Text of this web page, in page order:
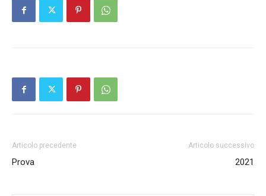
Articolo precedente
Prova
Articolo successivo
2021